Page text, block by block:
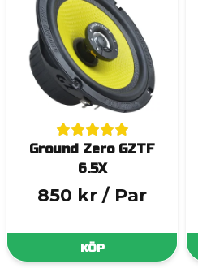
Ground Zero GZTF
6.5X
850 kr / Par
KÖP